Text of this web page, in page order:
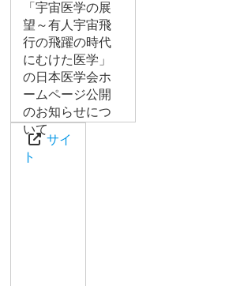
「宇宙医学の展
望～有人宇宙飛
行の飛躍の時代
にむけた医学」
の日本医学会ホ
ームページ公開
のお知らせにつ
いて
サイ
ト